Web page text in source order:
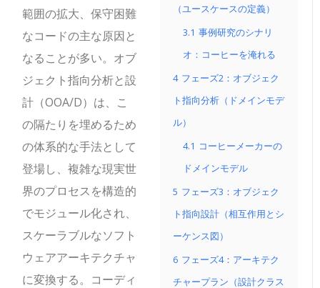
（ユースケースの定義）
3.1 事例研究のシナリ
オ：コーヒーを淹れる
4 フェーズ2：オブジェク
ト指向分析（ドメインモデ
ル）
4.1 コーヒーメーカーの
ドメインモデル
5 フェーズ3：オブジェク
ト指向設計（相互作用とシ
ーケンス図）
6 フェーズ4：アーキテク
チャープラン（設計クラス
範囲の拡大、保守困難
なコードの主な原因と
なることが多い。オブ
ジェクト指向分析と設
計（OOA/D）は、こ
の隔たりを埋めるため
の体系的な手法として
登場し、複雑な現実世
界のプロセスを構造的
でモジュール化され、
スケーラブルなソフト
ウェアアーキテクチャ
に変換する。コーディ